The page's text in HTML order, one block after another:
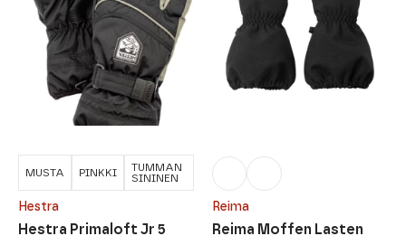
Hestra
Hestra Primaloft Jr 5
MUSTA PINKKI
TUMMAN
SININEN
Reima
Reima Moffen Lasten